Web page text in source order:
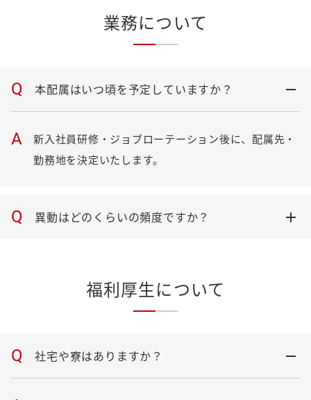
業務について
Q 本配属はいつ頃を予定していますか？
A
新入社員研修・ジョブローテーション後に、配属先・
勤務地を決定いたします。
Q 異動はどのくらいの頻度ですか？
福利厚生について
Q 社宅や寮はありますか？